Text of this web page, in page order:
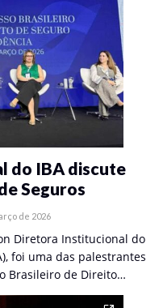
do IBA discute
Seguros
de 2026
Diretora Institucional do
foi uma das palestrantes
Brasileiro de Direito…